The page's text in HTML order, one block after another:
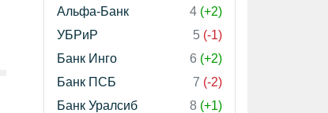
Альфа-Банк
4 (+2)
УБРиР
5 (-1)
Банк Инго
6 (+2)
Банк ПСБ
7 (-2)
Банк Уралсиб
8 (+1)